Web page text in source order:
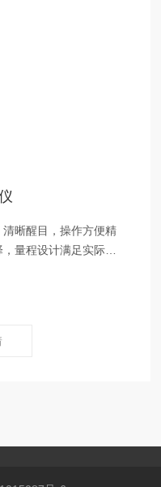
晰醒目，操作方便精
量程设计满足实际测